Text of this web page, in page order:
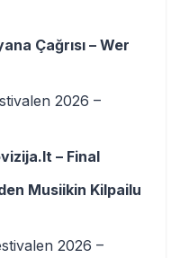
Çağrısı – Wer
2026 –
– Final
Musiikin Kilpailu
2026 –